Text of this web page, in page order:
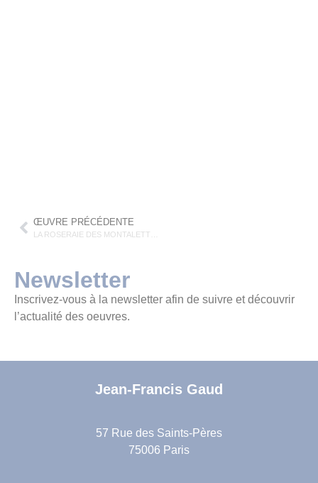
ŒUVRE PRÉCÉDENTE
Newsletter
Inscrivez-vous à la newsletter afin de suivre et découvrir
l’actualité des oeuvres.
Jean-Francis Gaud
57 Rue des Saints-Pères
75006 Paris